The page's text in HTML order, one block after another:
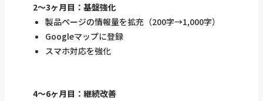
2〜3ヶ月目：基盤強化
製品ページの情報量を拡充（200字→1,000字）
Googleマップに登録
スマホ対応を強化
4〜6ヶ月目：継続改善